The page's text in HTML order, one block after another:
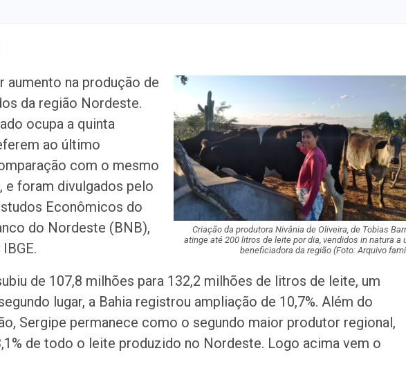
Criação da produtora Nivânia de Oliveira, de Tobias
atinge até 200 litros de leite por dia, vendidos in natura a
beneficiadora da região (Foto: Arquivo
aumento na produção de
da região Nordeste.
ocupa a quinta
ao último
com o mesmo
e foram divulgados pelo
Econômicos do
do Nordeste (BNB),
de 107,8 milhões para 132,2 milhões de litros de leite, um
lugar, a Bahia registrou ampliação de 10,7%. Além do
Sergipe permanece como o segundo maior produtor regional,
de todo o leite produzido no Nordeste. Logo acima vem o
Terror e
semana nos
CCTECA
sobre
generativa no…
FASC 2026:
anuncia datas e
artistas
apresentado a
Anvisa proíbe
sem registro que